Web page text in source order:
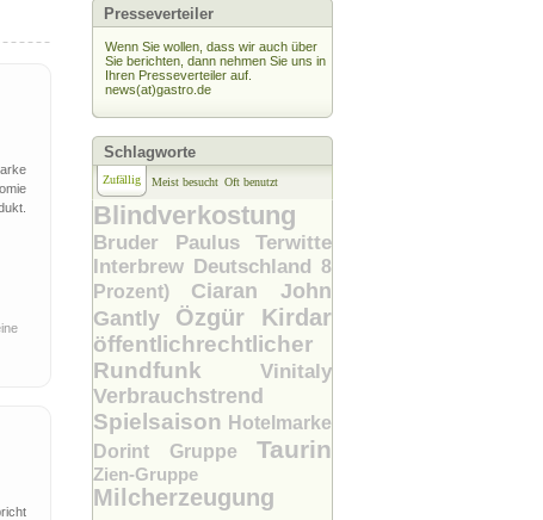
Presseverteiler
Wenn Sie wollen, dass wir auch über
Sie berichten, dann nehmen Sie uns in
Ihren Presseverteiler auf.
news(at)gastro.de
Schlagworte
Zufällig Meist besucht Oft benutzt
Blindverkostung
Bruder Paulus Terwitte
Interbrew Deutschland 8
Prozent) Ciaran John
Gantly Özgür Kirdar
öffentlichrechtlicher
Rundfunk Vinitaly
Verbrauchstrend
Spielsaison Hotelmarke
Dorint Gruppe Taurin
Zien-Gruppe
Milcherzeugung